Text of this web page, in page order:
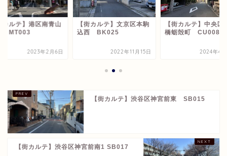
カルテ】港区南青山
MT003
2023年2月6日
【街カルテ】文京区本駒
込西 BK025
2022年11月15日
【街カルテ】中央区
橋蛎殻町 CU008
2024年4
【街カルテ】渋谷区神宮前東 SB015
【街カルテ】渋谷区神宮前南1 SB017